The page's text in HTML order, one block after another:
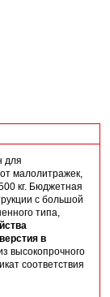
для
малолитражек,
кг. Бюджетная
с большой
типа,
в
высокопрочного
соответствия